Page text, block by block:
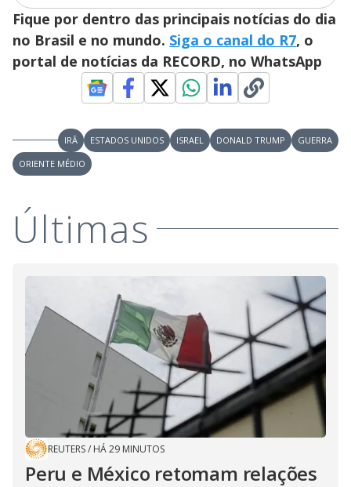
Fique por dentro das principais notícias do dia
no Brasil e no mundo. Siga o canal do R7, o
portal de notícias da RECORD, no WhatsApp
IRÃ ESTADOS UNIDOS ISRAEL DONALD TRUMP
GUERRA
ORIENTE MÉDIO
Últimas
REUTERS/ HÁ 29 MINUTOS
Peru e México retomam relações